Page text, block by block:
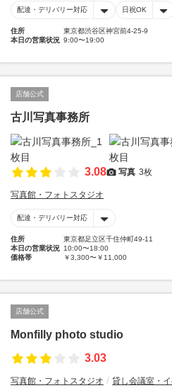
配達・デリバリー対応 日祝OK
住所
東京都渋谷区神宮前4-25-9
本日の営業状況 9:00〜19:00
店舗公式
古川写真事務所
3.08 写真 3枚
写真館・フォトスタジオ
配達・デリバリー対応
住所
東京都足立区千住仲町49-11
本日の営業状況 10:00〜18:00
価格帯
￥3,300〜￥11,000
店舗公式
Monfilly photo studio
3.03
写真館・フォトスタジオ 貸し会議室・